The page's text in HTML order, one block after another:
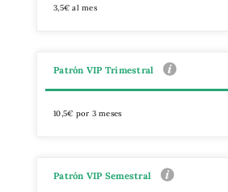
3,5€ al mes
Patrón VIP Trimestral
10,5€ por 3 meses
Patrón VIP Semestral